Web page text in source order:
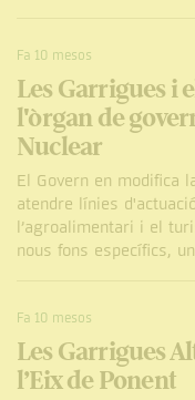
Fa 10 mesos
Les Garrigues i
l'òrgan de
Nuclear
El Govern en modifica
atendre línies
l’agroalimentari i el
nous fons específics,
Fa 10 mesos
Les Garrigues
l’Eix de Ponent